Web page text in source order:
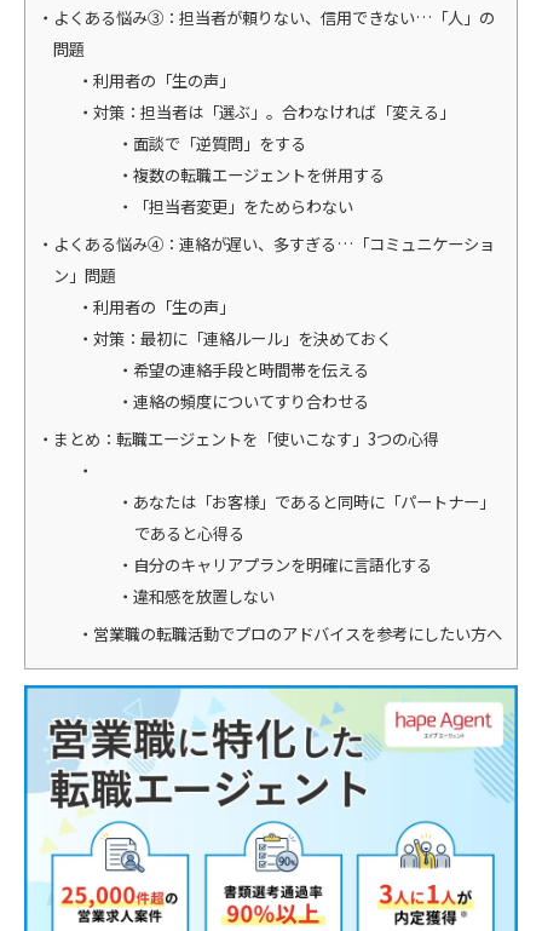
よくある悩み③：担当者が頼りない、信用できない…「人」の
問題
利用者の「生の声」
対策：担当者は「選ぶ」。合わなければ「変える」
面談で「逆質問」をする
複数の転職エージェントを併用する
「担当者変更」をためらわない
よくある悩み④：連絡が遅い、多すぎる…「コミュニケーショ
ン」問題
利用者の「生の声」
対策：最初に「連絡ルール」を決めておく
希望の連絡手段と時間帯を伝える
連絡の頻度についてすり合わせる
まとめ：転職エージェントを「使いこなす」3つの心得
あなたは「お客様」であると同時に「パートナー」
であると心得る
自分のキャリアプランを明確に言語化する
違和感を放置しない
営業職の転職活動でプロのアドバイスを参考にしたい方へ